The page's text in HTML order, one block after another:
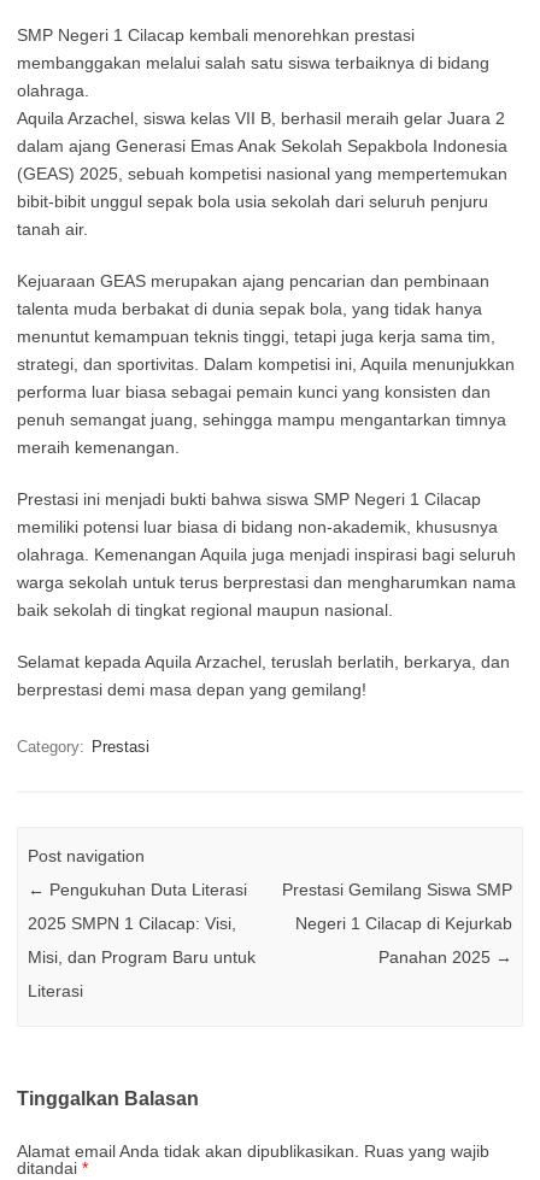
SMP Negeri 1 Cilacap kembali menorehkan prestasi
membanggakan melalui salah satu siswa terbaiknya di bidang
olahraga.
Aquila Arzachel, siswa kelas VII B, berhasil meraih gelar Juara 2
dalam ajang Generasi Emas Anak Sekolah Sepakbola Indonesia
(GEAS) 2025, sebuah kompetisi nasional yang mempertemukan
bibit-bibit unggul sepak bola usia sekolah dari seluruh penjuru
tanah air.
Kejuaraan GEAS merupakan ajang pencarian dan pembinaan
talenta muda berbakat di dunia sepak bola, yang tidak hanya
menuntut kemampuan teknis tinggi, tetapi juga kerja sama tim,
strategi, dan sportivitas. Dalam kompetisi ini, Aquila menunjukkan
performa luar biasa sebagai pemain kunci yang konsisten dan
penuh semangat juang, sehingga mampu mengantarkan timnya
meraih kemenangan.
Prestasi ini menjadi bukti bahwa siswa SMP Negeri 1 Cilacap
memiliki potensi luar biasa di bidang non-akademik, khususnya
olahraga. Kemenangan Aquila juga menjadi inspirasi bagi seluruh
warga sekolah untuk terus berprestasi dan mengharumkan nama
baik sekolah di tingkat regional maupun nasional.
Selamat kepada Aquila Arzachel, teruslah berlatih, berkarya, dan
berprestasi demi masa depan yang gemilang!
Category: Prestasi
Post navigation
← Pengukuhan Duta Literasi
2025 SMPN 1 Cilacap: Visi,
Misi, dan Program Baru untuk
Literasi
Prestasi Gemilang Siswa SMP
Negeri 1 Cilacap di Kejurkab
Panahan 2025 →
Tinggalkan Balasan
Alamat email Anda tidak akan dipublikasikan.
Ruas yang wajib
ditandai *